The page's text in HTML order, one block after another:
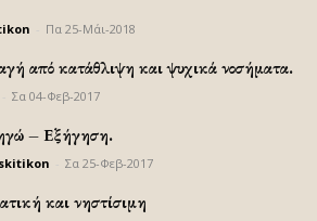
Πα 25-Μάι-2018
από κατάθλιψη και ψυχικά νοσήματα.
Σα 04-Φεβ-2017
– Εξήγηση.
Σα 25-Φεβ-2017
και νηστίσιμη